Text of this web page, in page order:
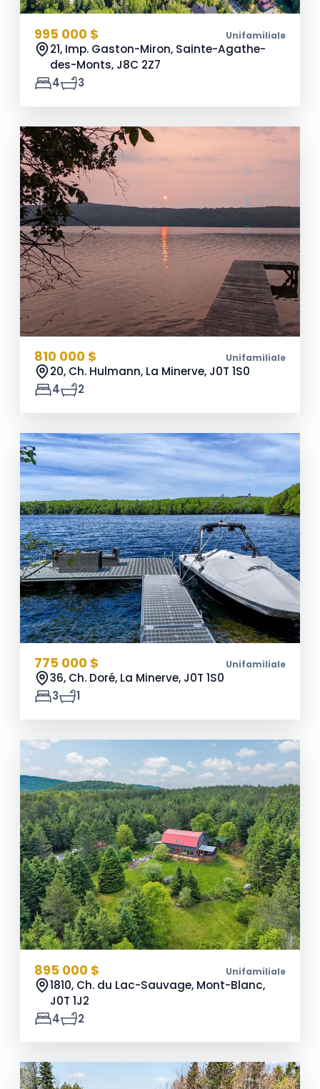
995 000 $ Unifamiliale
21, Imp. Gaston-Miron, Sainte-Agathe-
des-Monts, J8C 2Z7
4
3
810 000 $ Unifamiliale
20, Ch. Hulmann, La Minerve, J0T 1S0
4
2
775 000 $ Unifamiliale
36, Ch. Doré, La Minerve, J0T 1S0
3
1
895 000 $ Unifamiliale
1810, Ch. du Lac-Sauvage, Mont-Blanc,
J0T 1J2
4
2